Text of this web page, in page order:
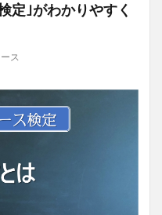
｣がわかりやすく
ス